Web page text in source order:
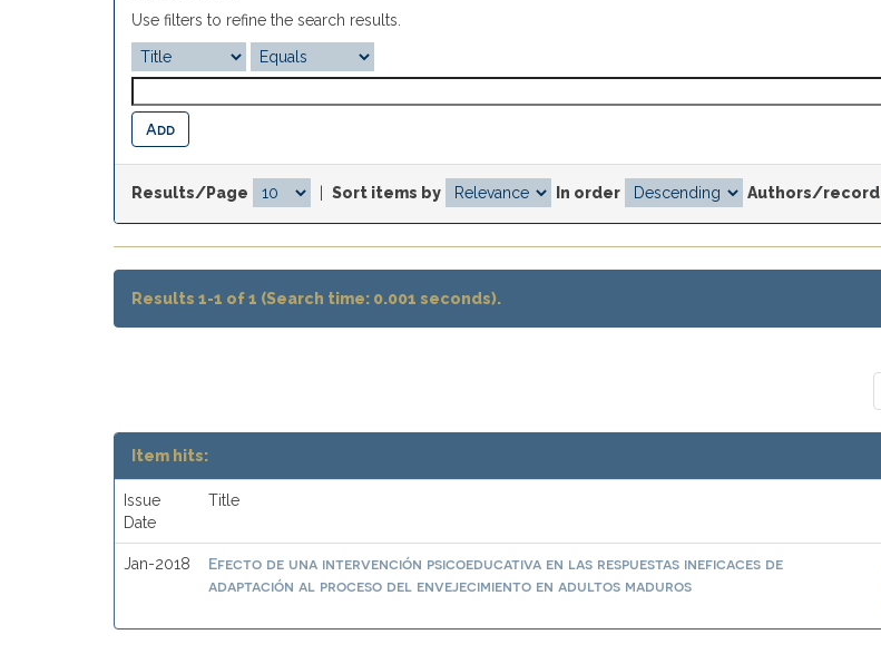
Use filters to refine the search results.
Results/Page Sort items by In order Authors/record
Results 1-1 of 1 (Search time: 0.001 seconds).
Item hits:
Issue
Date
Title
Jan-2018
Efecto de una intervención psicoeducativa en las respuestas ineficaces de
adaptación al proceso del envejecimiento en adultos maduros